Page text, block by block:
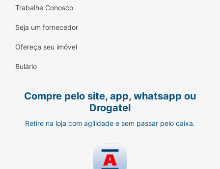
Trabalhe Conosco
Seja um fornecedor
Ofereça seu imóvel
Bulário
Compre pelo site, app, whatsapp ou
Drogatel
Retire na loja com agilidade e sem passar pelo caixa.